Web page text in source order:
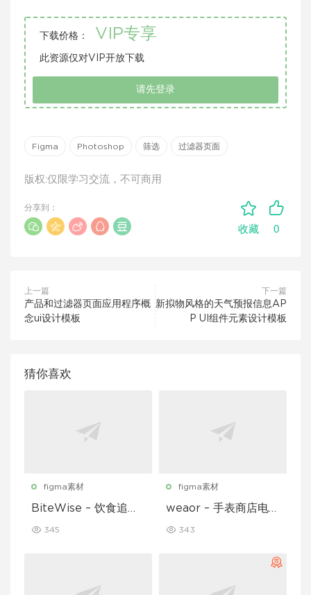
下载价格： VIP专享
此资源仅对VIP开放下载
请先登录
Figma Photoshop 筛选 过滤器页面
版权:仅限学习交流，不可商用
收藏 0
分享到：
上一篇
产品和过滤器页面应用程序概
念ui设计模板
下一篇
新拟物风格的天气预报信息AP
P UI组件元素设计模板
猜你喜欢
figma素材
BiteWise – 饮食追踪
345
figma素材
weaor – 手表商店电子
343